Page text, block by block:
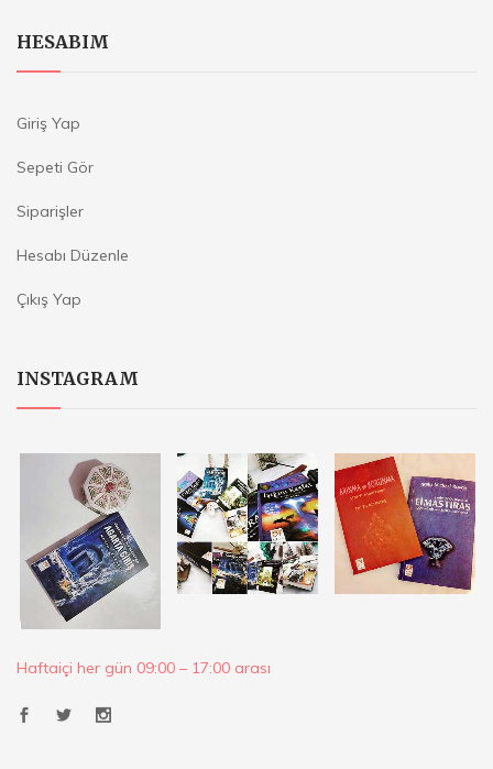
HESABIM
Giriş Yap
Sepeti Gör
Siparişler
Hesabı Düzenle
Çıkış Yap
INSTAGRAM
Haftaiçi her gün 09:00 – 17:00 arası